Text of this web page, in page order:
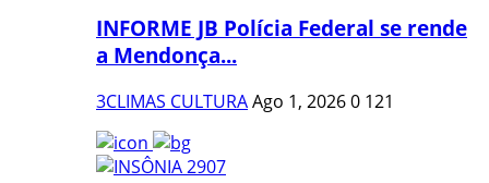
INFORME JB Polícia Federal se rende
a Mendonça...
3CLIMAS CULTURAAgo 1, 20260 121